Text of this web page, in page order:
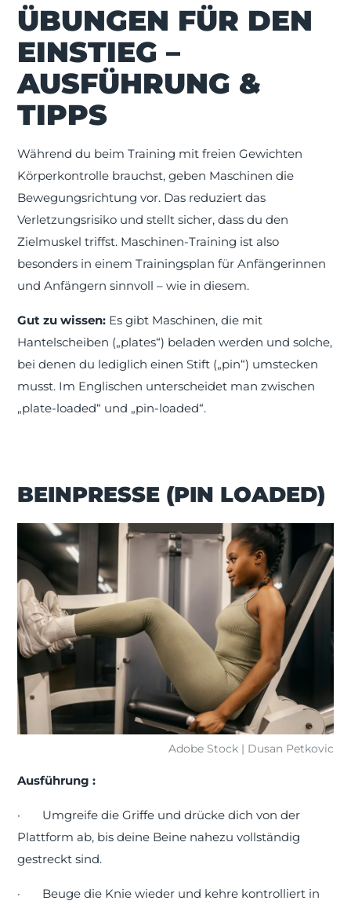
ÜBUNGEN FÜR DEN
EINSTIEG –
AUSFÜHRUNG &
TIPPS
Während du beim Training mit freien Gewichten
Körperkontrolle brauchst, geben Maschinen die
Bewegungsrichtung vor. Das reduziert das
Verletzungsrisiko und stellt sicher, dass du den
Zielmuskel triffst. Maschinen-Training ist also
besonders in einem Trainingsplan für Anfängerinnen
und Anfängern sinnvoll – wie in diesem.
Gut zu wissen: Es gibt Maschinen, die mit
Hantelscheiben („plates“) beladen werden und solche,
bei denen du lediglich einen Stift („pin“) umstecken
musst. Im Englischen unterscheidet man zwischen
„plate-loaded“ und „pin-loaded“.
BEINPRESSE (PIN LOADED)
Adobe Stock | Dusan Petkovic
Ausführung :
· Umgreife die Griffe und drücke dich von der
Plattform ab, bis deine Beine nahezu vollständig
gestreckt sind.
· Beuge die Knie wieder und kehre kontrolliert in